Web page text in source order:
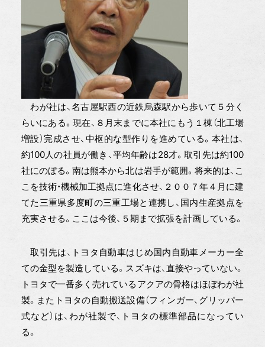
わが社は、名古屋駅西の近鉄烏森駅から歩いて５分く
らいにある。現在、８月末までに本社にもう１棟（北工場
増設）完成させ、中枢的な型作りを進めている。本社は、
約100人の社員が働き、平均年齢は28才。取引先は約100
社にのぼる。南は熊本から北は岩手が範囲。将来的は、こ
こを技術・機械加工拠点に進化させ、２００７年４月に建
てた三重県多度町の三重工場と連携し、国内生産拠点を
充実させる。ここは今後、５期まで拡張を計画している。
取引先は、トヨタ自動車はじめ国内自動車メーカー全
ての金型を製造している。スズキは、直接やっていない。
トヨタで一番多く売れているアクアの骨格はほぼわが社
製。またトヨタの自動搬送設備（フィンガー、グリッパー
式など）は、わが社製で、トヨタの標準部品になってい
る。